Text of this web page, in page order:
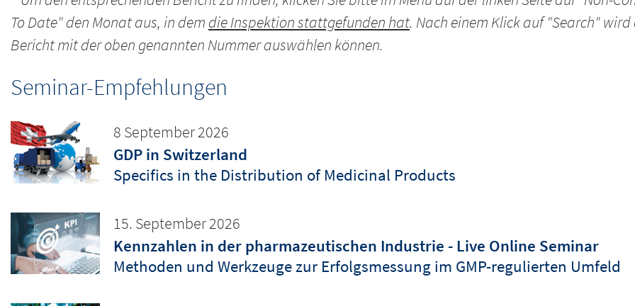
To Date" den Monat aus, in dem die Inspektion stattgefunden hat. Nach einem Klick auf "Search"
Bericht mit der oben genannten Nummer auswählen können.
Seminar-Empfehlungen
8 September 2026
GDP in Switzerland
Specifics in the Distribution of Medicinal Products
15. September 2026
Kennzahlen in der pharmazeutischen Industrie - Live Online Seminar
Methoden und Werkzeuge zur Erfolgsmessung im GMP-regulierten Umfeld